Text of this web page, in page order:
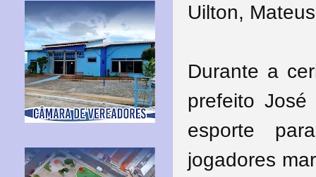
Uilton,
Durante a
prefeito José
esporte
jogadores